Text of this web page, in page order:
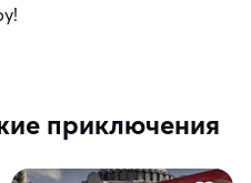
приключения